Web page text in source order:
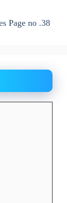
Page no .38